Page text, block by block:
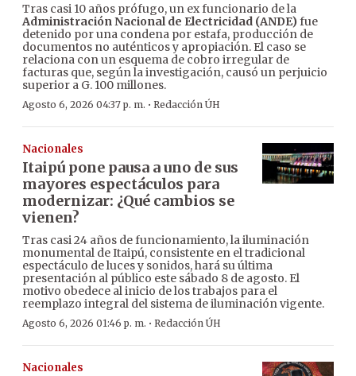
Tras casi 10 años prófugo, un ex funcionario de la
Administración Nacional de Electricidad (ANDE)fue
detenido por una condena por estafa, producción de
documentos no auténticos y apropiación. El caso se
relaciona con un esquema de cobro irregular de
facturas que, según la investigación, causó un perjuicio
superior a G. 100 millones.
Agosto 6, 2026 04:37 p. m. · Redacción ÚH
Nacionales
Itaipú pone pausa a uno de sus
mayores espectáculos para
modernizar: ¿Qué cambios se
vienen?
Tras casi 24 años de funcionamiento, la iluminación
monumental de Itaipú, consistente en el tradicional
espectáculo de luces y sonidos, hará su última
presentación al público este sábado 8 de agosto. El
motivo obedece al inicio de los trabajos para el
reemplazo integral del sistema de iluminación vigente.
Agosto 6, 2026 01:46 p. m. · Redacción ÚH
Nacionales